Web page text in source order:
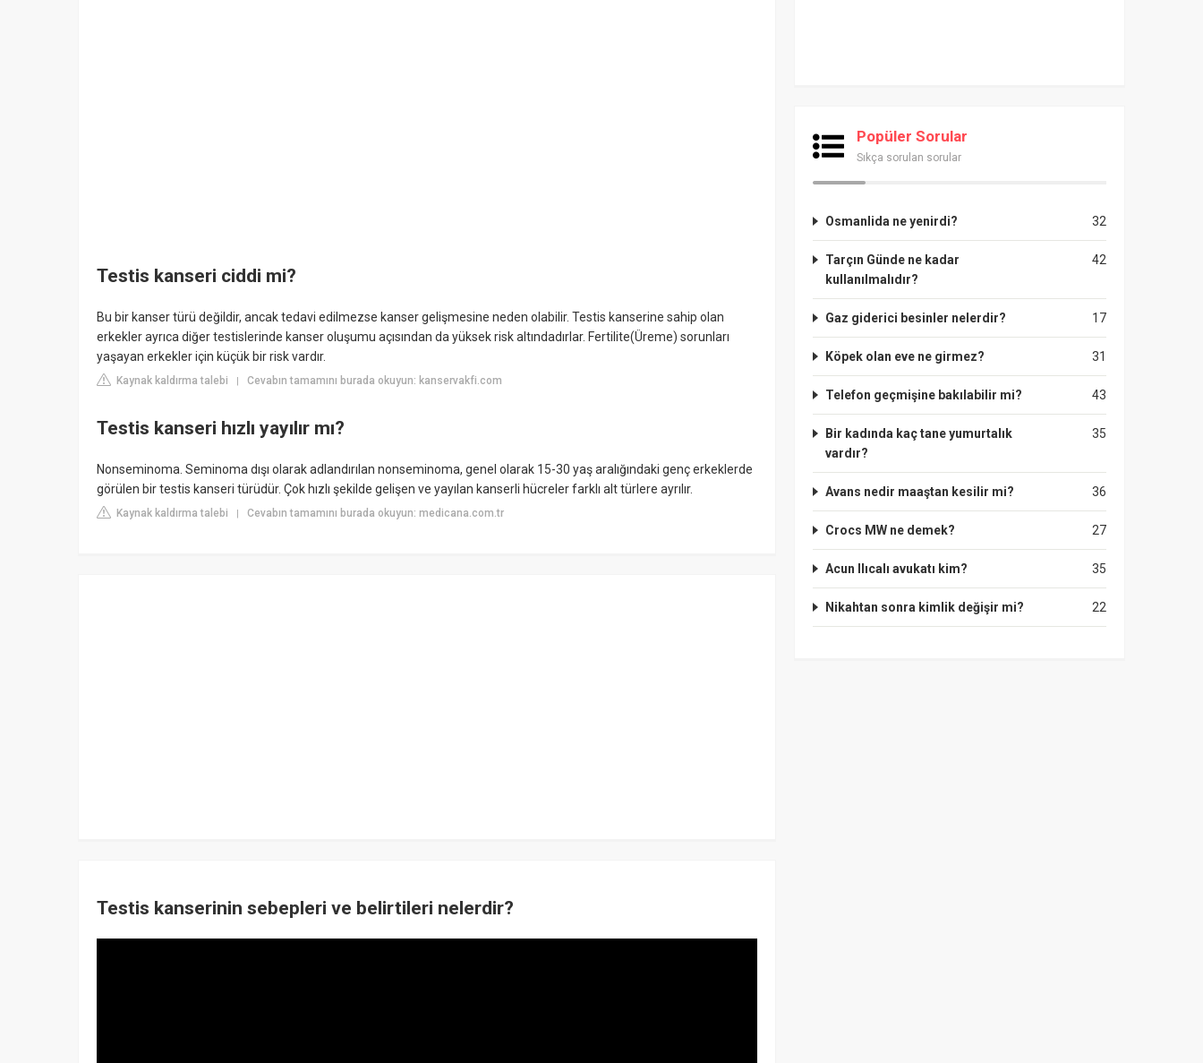
Testis kanseri ciddi mi?
Bu bir kanser türü değildir, ancak tedavi edilmezse kanser gelişmesine neden olabilir. Testis kanserine sahip olan
erkekler ayrıca diğer testislerinde kanser oluşumu açısından da yüksek risk altındadırlar. Fertilite(Üreme) sorunları
yaşayan erkekler için küçük bir risk vardır.
Kaynak kaldırma talebi | Cevabın tamamını burada okuyun: kanservakfi.com
Testis kanseri hızlı yayılır mı?
Nonseminoma. Seminoma dışı olarak adlandırılan nonseminoma, genel olarak 15-30 yaş aralığındaki genç erkeklerde
görülen bir testis kanseri türüdür. Çok hızlı şekilde gelişen ve yayılan kanserli hücreler farklı alt türlere ayrılır.
Kaynak kaldırma talebi | Cevabın tamamını burada okuyun: medicana.com.tr
Testis kanserinin sebepleri ve belirtileri nelerdir?
Popüler Sorular
Sıkça sorulan sorular
32
Osmanlida ne yenirdi?
42
Tarçın Günde ne kadar
kullanılmalıdır?
17
Gaz giderici besinler nelerdir?
31
Köpek olan eve ne girmez?
43
Telefon geçmişine bakılabilir mi?
35
Bir kadında kaç tane yumurtalık
vardır?
36
Avans nedir maaştan kesilir mi?
27
Crocs MW ne demek?
35
Acun Ilıcalı avukatı kim?
22
Nikahtan sonra kimlik değişir mi?